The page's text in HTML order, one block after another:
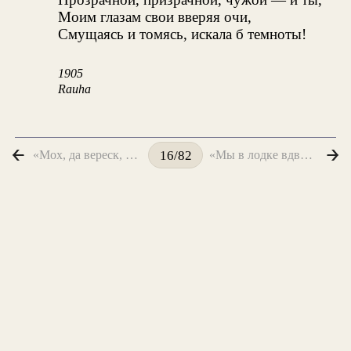
Моим глазам свои вверяя очи,
Смущаясь и томясь, искала б темноты!
1905
Rauha
«Мох, да вереск, да граниты...» 16/82 «Мы в лодке вдвоем, и ласкает волна...»